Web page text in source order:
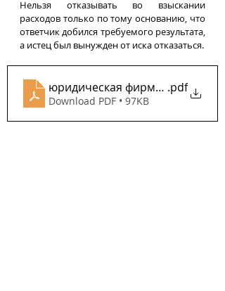
Нельзя отказывать во взыскании
расходов только по тому основанию, что
ответчик добился требуемого результата,
а истец был вынужден от иска отказаться.
юридическая фирма .pdf
Download PDF • 97KB